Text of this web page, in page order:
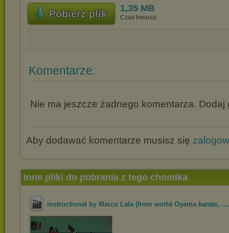
Pobierz plik 1,35 MB
Czas trwania:
Komentarze:
Nie ma jeszcze żadnego komentarza. Dodaj
Aby dodawać komentarze musisz się
Inne pliki do pobrania z tego chomika
instructional by Marco Lala (from world Oyama karate, ...